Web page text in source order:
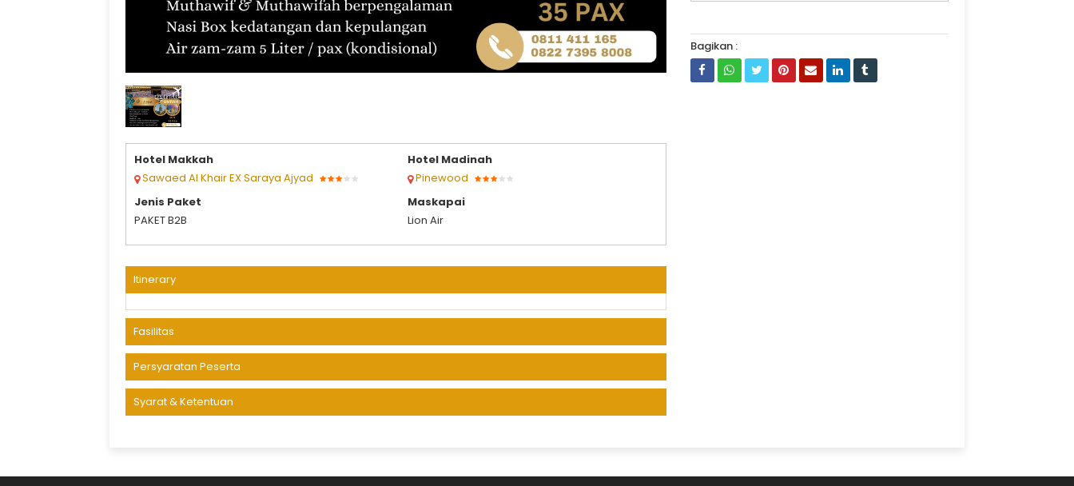
PACKAGES UMRAH
Hotel Makkah
Sawaed Al Khair EX Saraya Ajyad
Hotel Madinah
Pinewood
Jenis Paket
PAKET B2B
Maskapai
Lion Air
Itinerary
Fasilitas
Persyaratan Peserta
Syarat & Ketentuan
Bagikan :